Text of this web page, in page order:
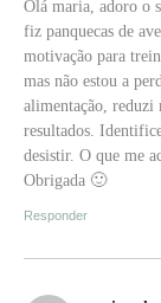
Olá maria, adoro o
fiz panquecas de
motivação para
mas não estou a
alimentação, reduzi
resultados.
desistir. O que me
Obrigada 🙂
Responder